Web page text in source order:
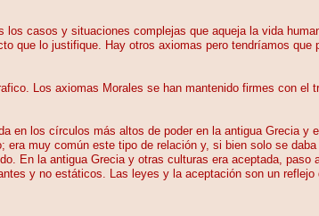
casos y situaciones complejas que aqueja la vida
lo justifique. Hay otros axiomas pero tendríamos que
Los axiomas Morales se han mantenido firmes con el
en los círculos más altos de poder en la antigua Grecia y
muy común este tipo de relación y, si bien solo se
En la antigua Grecia y otras culturas era aceptada, paso
y no estáticos. Las leyes y la aceptación son un reflejo